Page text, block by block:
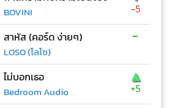
BOVINI -5
สาหัส (คอร์ด ง่ายๆ)
LOSO (โลโซ)
-
ไม่บอกเธอ
Bedroom Audio
▲
+5